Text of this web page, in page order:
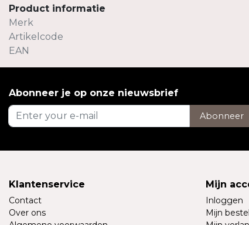
Product informatie
Merk
Artikelcode
EAN
Abonneer je op onze nieuwsbrief
Abonneer
Klantenservice
Contact
Over ons
Mijn
Inloggen
Mijn